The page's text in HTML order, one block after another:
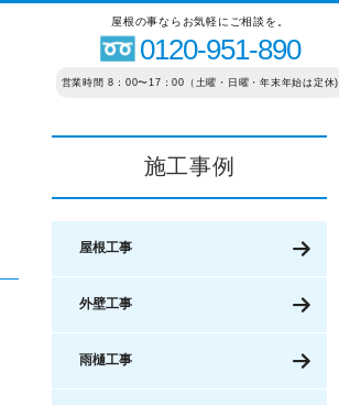
屋根の事ならお気軽にご相談を。
0120-951-890
営業時間 8：00〜17：00（土曜・日曜・年末年始は定休)
施工事例
屋根工事
外壁工事
雨樋工事